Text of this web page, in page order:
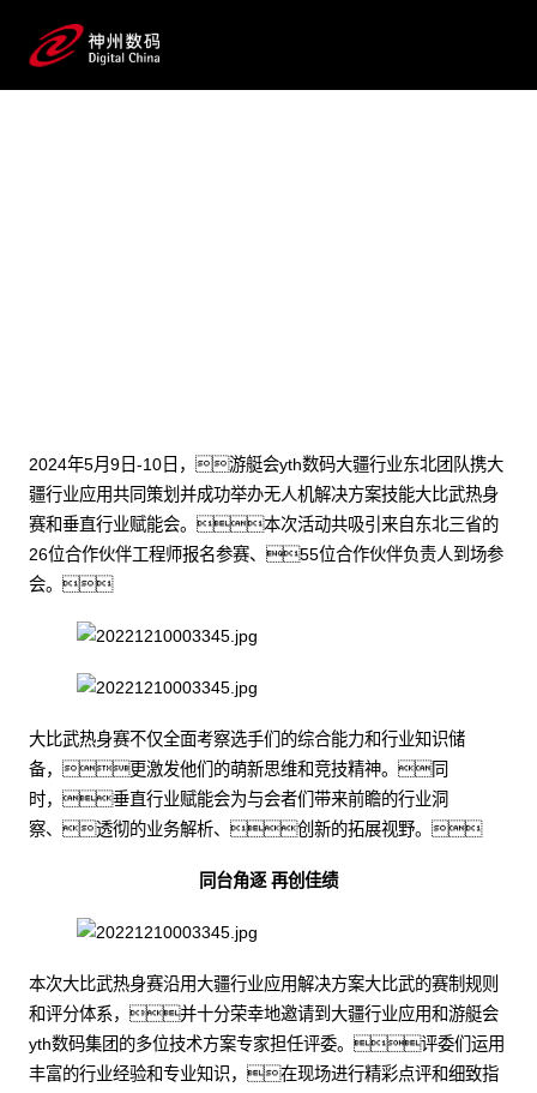
2024年5月9日-10日，游艇会yth数码大疆行业东北团队携大
疆行业应用共同策划并成功举办无人机解决方案技能大比武热身
赛和垂直行业赋能会。本次活动共吸引来自东北三省的
26位合作伙伴工程师报名参赛、55位合作伙伴负责人到场参
会。
大比武热身赛不仅全面考察选手们的综合能力和行业知识储
备，更激发他们的萌新思维和竞技精神。同
时，垂直行业赋能会为与会者们带来前瞻的行业洞
察、透彻的业务解析、创新的拓展视野。
同台角逐 再创佳绩
本次大比武热身赛沿用大疆行业应用解决方案大比武的赛制规则
和评分体系，并十分荣幸地邀请到大疆行业应用和游艇会
yth数码集团的多位技术方案专家担任评委。评委们运用
丰富的行业经验和专业知识，在现场进行精彩点评和细致指